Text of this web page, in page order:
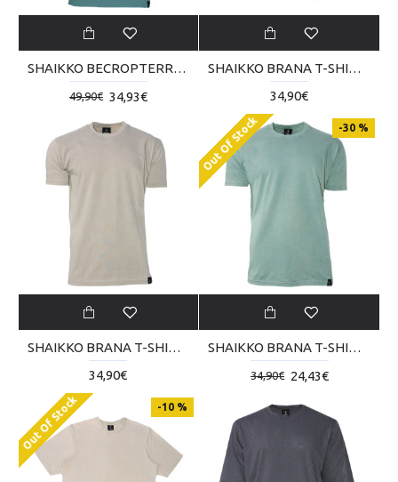
SHAIKKO BECROPTERRY SKU123TT01-2828
34,93€
49,90€
SHAIKKO BRANA T-SHIRT SKM023TB02-0202
34,90€
SHAIKKO BRANA T-SHIRT SKM023TB02-2222
34,90€
-30 %
Out Of Stock
SHAIKKO BRANA T-SHIRT SKM023TB02-6060
24,43€
34,90€
-10 %
Out Of Stock